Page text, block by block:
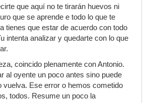
que aquí no te tirarán huevos ni
que se aprende e todo lo que te
tienes que estar de acuerdo con todo
intenta analizar y quedarte con lo que
coincido plenamente con Antonio.
al oyente un poco antes sino puede
vuelva. Ese error o hemos cometido
todos. Resume un poco la